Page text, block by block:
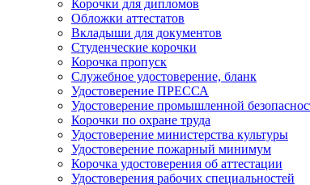
Корочки для дипломов
Обложки аттестатов
Вкладыши для документов
Студенческие корочки
Корочка пропуск
Служебное удостоверение, бланк
Удостоверение ПРЕССА
Удостоверение промышленной
Корочки по охране труда
Удостоверение министерства культуры
Удостоверение пожарный минимум
Корочка удостоверения об аттестации
Удостоверения рабочих специальностей